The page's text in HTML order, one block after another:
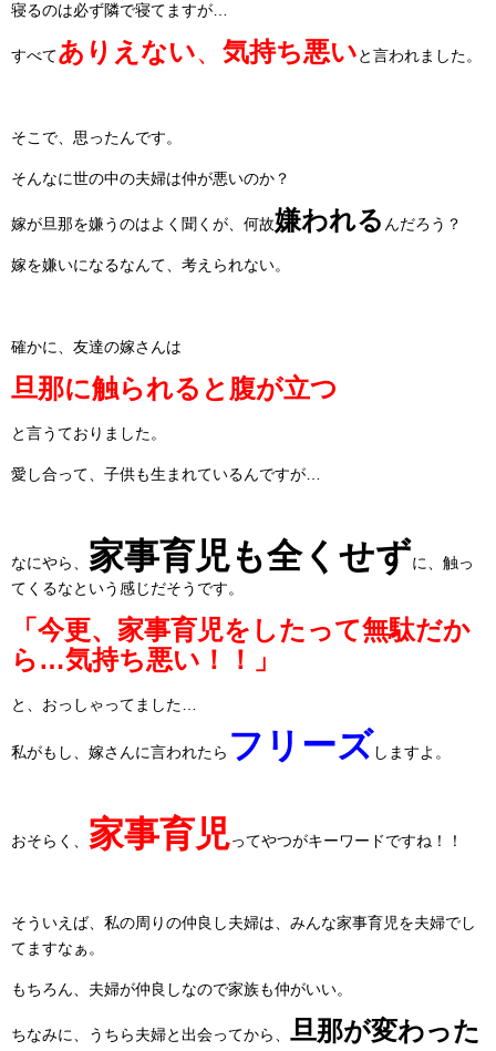
寝るのは必ず隣で寝てますが…
すべてありえない、 気持ち悪いと言われました。
そこで、思ったんです。
そんなに世の中の夫婦は仲が悪いのか？
嫁が旦那を嫌うのはよく聞くが、何故嫌われる んだろう？
嫁を嫌いになるなんて、考えられない。
確かに、友達の嫁さんは
旦那に触られると腹が立つ
と言うておりました。
愛し合って、子供も生まれているんですが…
なにやら、 家事育児も全くせずに、触っ
てくるなという感じだそうです。
「今更、家事育児をしたって無駄だか
ら…気持ち悪い！！」
と、おっしゃってました…
私がもし、嫁さんに言われたら フリーズしますよ。
おそらく、 家事育児ってやつがキーワードですね！！
そういえば、私の周りの仲良し夫婦は、みんな家事育児を夫婦でし
てますなぁ。
もちろん、夫婦が仲良しなので家族も仲がいい。
ちなみに、うちら夫婦と出会ってから、 旦那が変わった